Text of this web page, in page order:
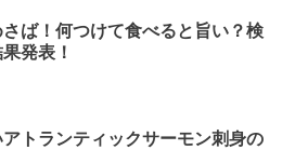
さば！何つけて食べると旨い？検
発表！
アトランティックサーモン刺身の